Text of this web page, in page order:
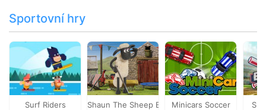
Sportovní hry
Surf Riders Shaun The Sheep Baahmy GolfMinicars Soccer